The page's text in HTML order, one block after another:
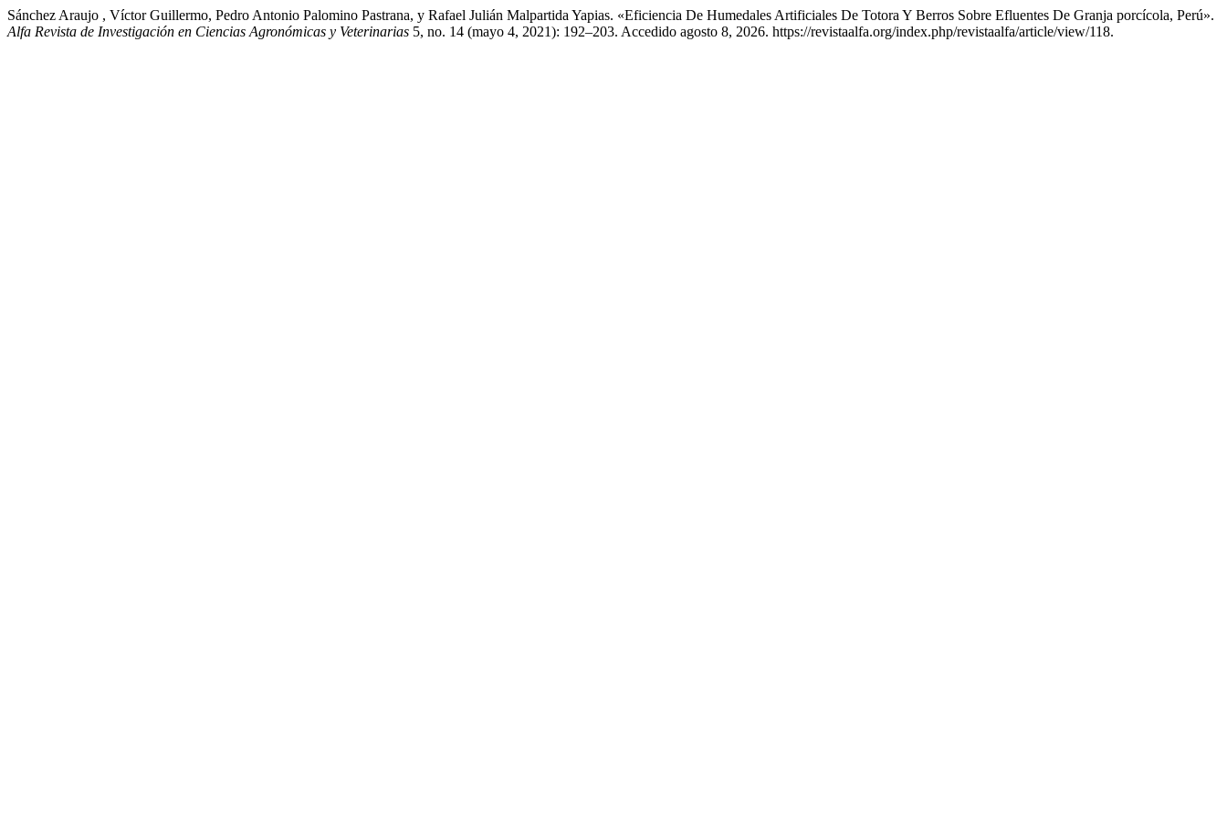
Sánchez Araujo , Víctor Guillermo, Pedro Antonio Palomino Pastrana, y Rafael Julián Malpartida Yapias. «Eficiencia De Humedales Artificiales De Totora Y Berros Sobre Efluentes De Granja porcícola, Perú».
Alfa Revista de Investigación en Ciencias Agronómicas y Veterinarias 5, no. 14 (mayo 4, 2021): 192–203. Accedido agosto 8, 2026. https://revistaalfa.org/index.php/revistaalfa/article/view/118.